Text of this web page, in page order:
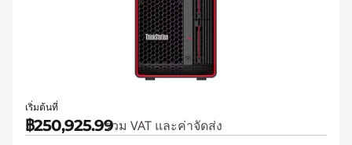
เริ่มต้นที่
฿250,925.99รวม VAT และค่าจัดส่ง